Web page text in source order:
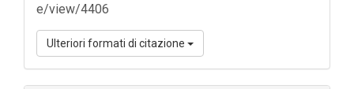
e/view/4406
Ulteriori formati di citazione